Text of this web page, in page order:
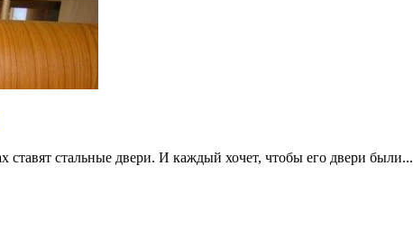
стальные двери. И каждый хочет, чтобы его двери были...